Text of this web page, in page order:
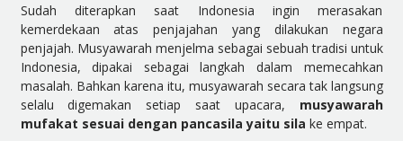
Sudah diterapkan saat Indonesia ingin merasakan
kemerdekaan atas penjajahan yang dilakukan negara
penjajah. Musyawarah menjelma sebagai sebuah tradisi untuk
Indonesia, dipakai sebagai langkah dalam memecahkan
masalah. Bahkan karena itu, musyawarah secara tak langsung
selalu digemakan setiap saat upacara, musyawarah
mufakat sesuai dengan pancasila yaitu sila ke empat.